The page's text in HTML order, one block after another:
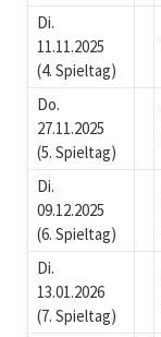
Di.
11.11.2025
(4. Spieltag)
Do.
27.11.2025
(5. Spieltag)
Di.
09.12.2025
(6. Spieltag)
Di.
13.01.2026
(7. Spieltag)